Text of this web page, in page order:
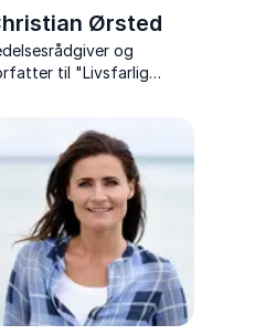
Ørsted
og
til "Livsfarlig
eksperter inden
ledelse og psykologisk